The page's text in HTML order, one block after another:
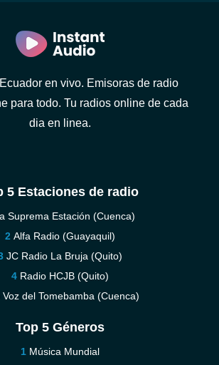
en vivo. Emisoras de radio
para todo. Tu radios online de cada
dia en linea.
5 Estaciones de radio
Suprema Estación (Cuenca)
Alfa Radio (Guayaquil)
JC Radio La Bruja (Quito)
Radio HCJB (Quito)
Voz del Tomebamba (Cuenca)
Top 5 Géneros
Música Mundial